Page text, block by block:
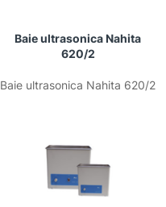
Baie ultrasonica Nahita
620/2
Baie ultrasonica Nahita 620/2